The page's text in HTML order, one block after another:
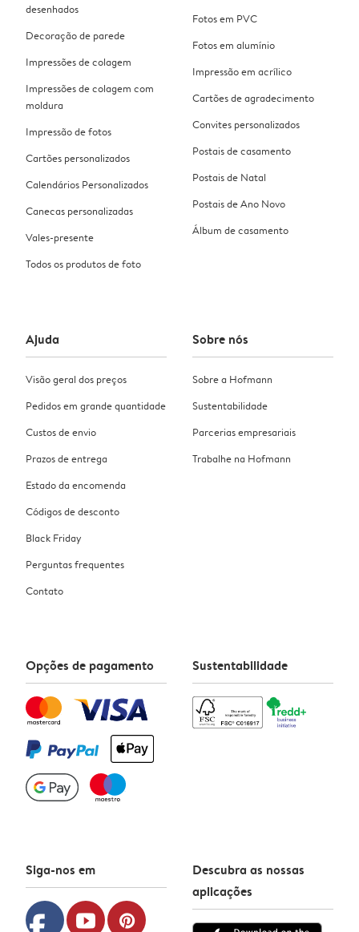
desenhados
Decoração de parede
Impressões de colagem
Impressões de colagem com
moldura
Impressão de fotos
Cartões personalizados
Calendários Personalizados
Canecas personalizadas
Vales-presente
Todos os produtos de foto
Fotos em PVC
Fotos em alumínio
Impressão em acrílico
Cartões de agradecimento
Convites personalizados
Postais de casamento
Postais de Natal
Postais de Ano Novo
Álbum de casamento
Ajuda
Visão geral dos preços
Pedidos em grande quantidade
Custos de envio
Prazos de entrega
Estado da encomenda
Códigos de desconto
Black Friday
Perguntas frequentes
Contato
Sobre nós
Sobre a Hofmann
Sustentabilidade
Parcerias empresariais
Trabalhe na Hofmann
Opções de pagamento Sustentabilidade
Siga-nos em
youtube pinterest
Descubra as nossas
aplicações